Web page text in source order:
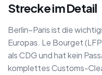
Strecke im Detail
Berlin–Paris ist die
Europas. Le Bourget
als CDG und hat kein
komplettes Customs-